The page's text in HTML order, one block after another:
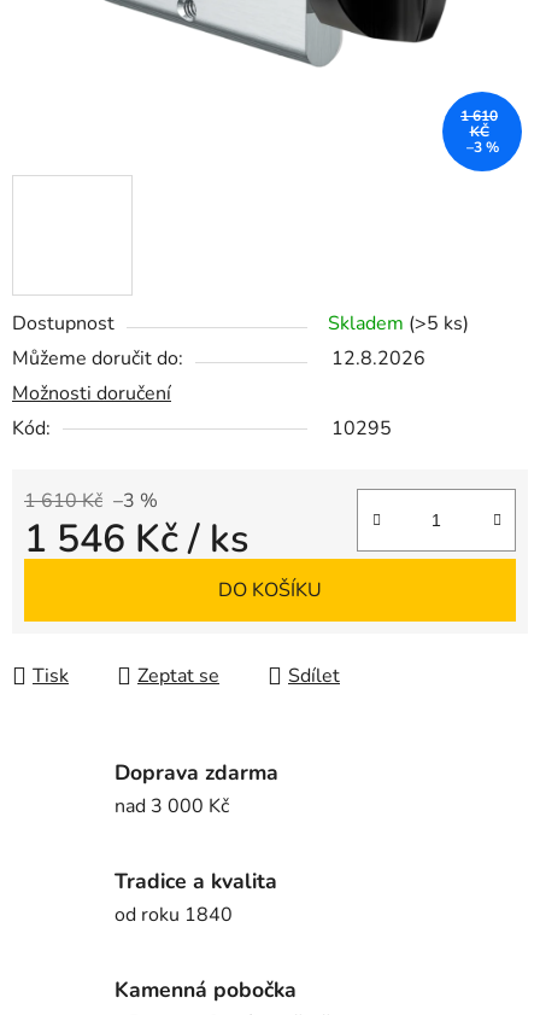
Dostupnost Skladem (>5 ks)
Můžeme doručit do:
12.8.2026
Možnosti doručení
Kód:
10295
1 610 Kč –3 %
1 546 Kč/ ks
DO KOŠÍKU
Tisk Zeptat se Sdílet
1 610
KČ
–3 %
Doprava zdarma
nad 3 000 Kč
Tradice a kvalita
od roku 1840
Kamenná pobočka